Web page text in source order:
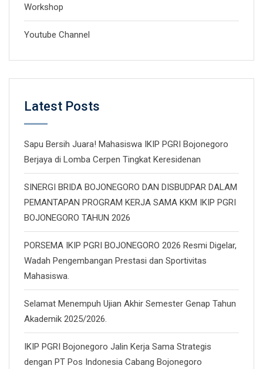
Workshop
Youtube Channel
Latest Posts
Sapu Bersih Juara! Mahasiswa IKIP PGRI Bojonegoro
Berjaya di Lomba Cerpen Tingkat Keresidenan
SINERGI BRIDA BOJONEGORO DAN DISBUDPAR DALAM
PEMANTAPAN PROGRAM KERJA SAMA KKM IKIP PGRI
BOJONEGORO TAHUN 2026
PORSEMA IKIP PGRI BOJONEGORO 2026 Resmi Digelar,
Wadah Pengembangan Prestasi dan Sportivitas
Mahasiswa.
Selamat Menempuh Ujian Akhir Semester Genap Tahun
Akademik 2025/2026.
IKIP PGRI Bojonegoro Jalin Kerja Sama Strategis
dengan PT Pos Indonesia Cabang Bojonegoro